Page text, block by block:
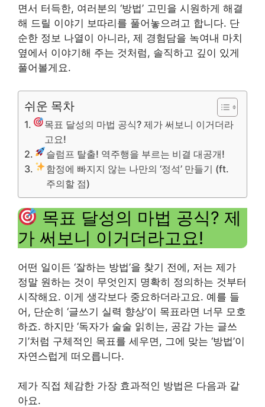
면서 터득한, 여러분의 ‘방법’ 고민을 시원하게 해결
해 드릴 이야기 보따리를 풀어놓으려고 합니다. 단
순한 정보 나열이 아니라, 제 경험담을 녹여내 마치
옆에서 이야기해 주는 것처럼, 솔직하고 깊이 있게
풀어볼게요.
쉬운 목차
목표 달성의 마법 공식? 제가 써보니 이거더라
고요!
슬럼프 탈출! 역주행을 부르는 비결 대공개!
함정에 빠지지 않는 나만의 ‘정석’ 만들기 (ft.
주의할 점)
목표 달성의 마법 공식? 제
가 써보니 이거더라고요!
어떤 일이든 ‘잘하는 방법’을 찾기 전에, 저는 제가
정말 원하는 것이 무엇인지 명확히 정의하는 것부터
시작해요. 이게 생각보다 중요하더라고요. 예를 들
어, 단순히 ‘글쓰기 실력 향상’이 목표라면 너무 모호
하죠. 하지만 ‘독자가 술술 읽히는, 공감 가는 글쓰
기’처럼 구체적인 목표를 세우면, 그에 맞는 ‘방법’이
자연스럽게 떠오릅니다.
제가 직접 체감한 가장 효과적인 방법은 다음과 같
아요.